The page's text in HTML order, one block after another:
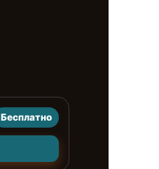
Бесплатно